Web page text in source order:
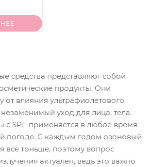
средства представляют собой
продукты. Они
от влияния ультрафиолетового
уход для лица, тела.
с SPF применяется в любое время
погоде. С каждым годом озоновый
все тоньше, поэтому вопрос
актуален, ведь это важно